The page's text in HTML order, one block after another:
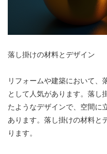
落し掛けの材料とデザイン
リフォームや建築において、
として人気があります。落し
たようなデザインで、空間に
あります。落し掛けの材料と
ります。